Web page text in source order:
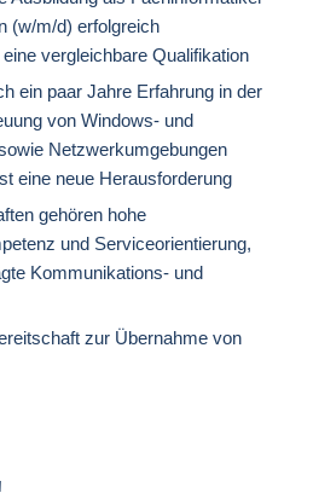
(w/m/d) erfolgreich
vergleichbare Qualifikation
ein paar Jahre Erfahrung in der
von Windows- und
Netzwerkumgebungen
eine neue Herausforderung
gehören hohe
und Serviceorientierung,
Kommunikations- und
zur Übernahme von